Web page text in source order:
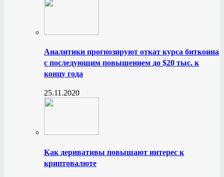
Аналитики прогнозируют откат курса биткоина
с последующим повышением до $20 тыс. к
концу года
25.11.2020
Как деривативы повышают интерес к
криптовалюте